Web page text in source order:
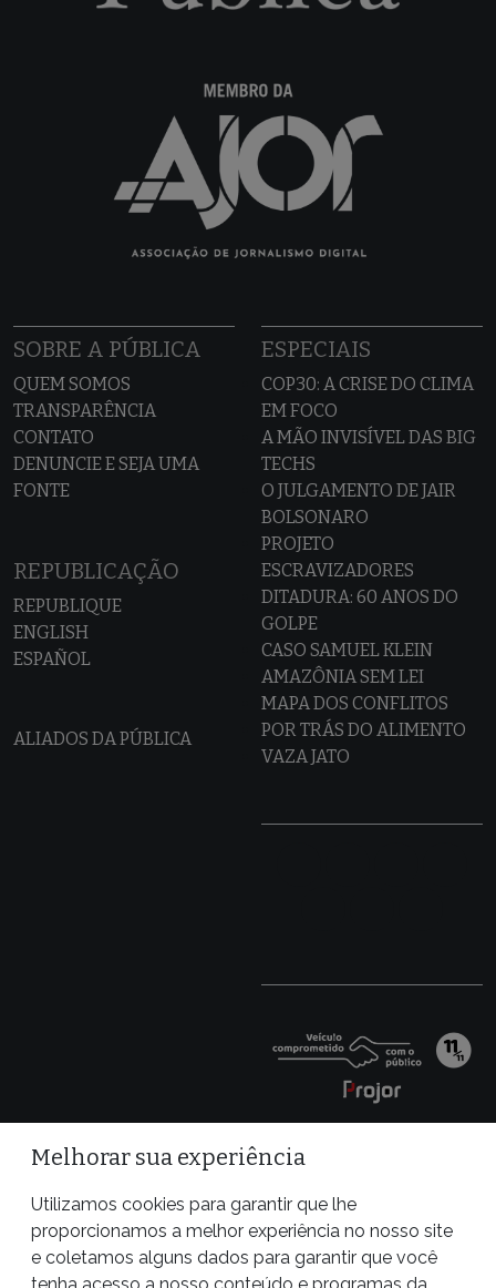
SOBRE A PÚBLICA
QUEM SOMOS
TRANSPARÊNCIA
CONTATO
DENUNCIE E SEJA UMA
FONTE
REPUBLICAÇÃO
REPUBLIQUE
ENGLISH
ESPAÑOL
ALIADOS DA PÚBLICA
ESPECIAIS
COP30: A CRISE DO CLIMA
EM FOCO
A MÃO INVISÍVEL DAS BIG
TECHS
O JULGAMENTO DE JAIR
BOLSONARO
PROJETO
ESCRAVIZADORES
DITADURA: 60 ANOS DO
GOLPE
CASO SAMUEL KLEIN
AMAZÔNIA SEM LEI
MAPA DOS CONFLITOS
POR TRÁS DO ALIMENTO
VAZA JATO
Melhorar sua experiência
Utilizamos cookies para garantir que lhe
proporcionamos a melhor experiência no nosso site
e coletamos alguns dados para garantir que você